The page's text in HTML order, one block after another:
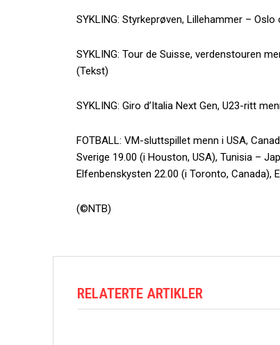
SYKLING: Styrkeprøven, Lillehammer – Oslo
SYKLING: Tour de Suisse, verdenstouren
(Tekst)
SYKLING: Giro d’Italia Next Gen, U23-ritt
FOTBALL: VM-sluttspillet menn i USA,
Sverige 19.00 (i Houston, USA), Tunisia –
Elfenbenskysten 22.00 (i Toronto, Canada),
(©NTB)
RELATERTE ARTIKLER